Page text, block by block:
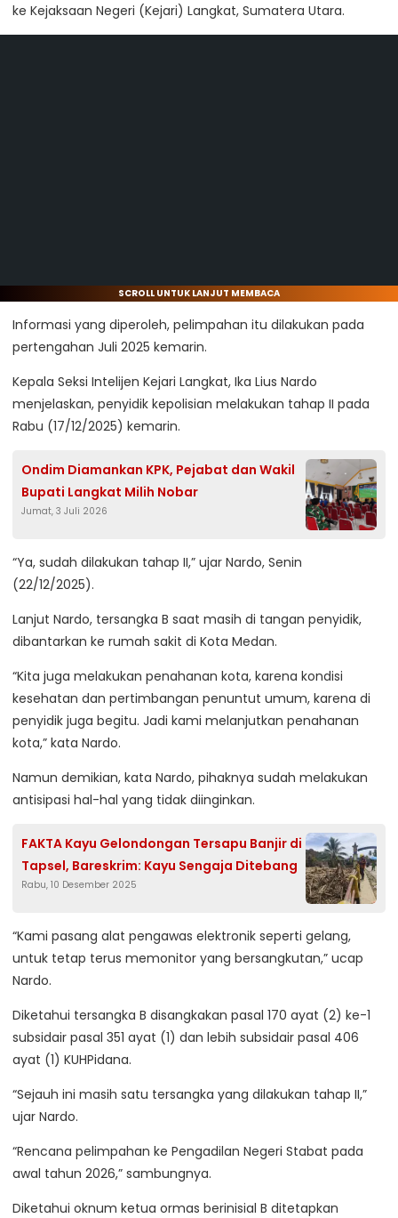
ke Kejaksaan Negeri (Kejari) Langkat, Sumatera Utara.
SCROLL UNTUK LANJUT MEMBACA
Informasi yang diperoleh, pelimpahan itu dilakukan pada
pertengahan Juli 2025 kemarin.
Kepala Seksi Intelijen Kejari Langkat, Ika Lius Nardo
menjelaskan, penyidik kepolisian melakukan tahap II pada
Rabu (17/12/2025) kemarin.
Ondim Diamankan KPK, Pejabat dan Wakil
Bupati Langkat Milih Nobar
Jumat, 3 Juli 2026
“Ya, sudah dilakukan tahap II,” ujar Nardo, Senin
(22/12/2025).
Lanjut Nardo, tersangka B saat masih di tangan penyidik,
dibantarkan ke rumah sakit di Kota Medan.
“Kita juga melakukan penahanan kota, karena kondisi
kesehatan dan pertimbangan penuntut umum, karena di
penyidik juga begitu. Jadi kami melanjutkan penahanan
kota,” kata Nardo.
Namun demikian, kata Nardo, pihaknya sudah melakukan
antisipasi hal-hal yang tidak diinginkan.
FAKTA Kayu Gelondongan Tersapu Banjir di
Tapsel, Bareskrim: Kayu Sengaja Ditebang
Rabu, 10 Desember 2025
“Kami pasang alat pengawas elektronik seperti gelang,
untuk tetap terus memonitor yang bersangkutan,” ucap
Nardo.
Diketahui tersangka B disangkakan pasal 170 ayat (2) ke-1
subsidair pasal 351 ayat (1) dan lebih subsidair pasal 406
ayat (1) KUHPidana.
“Sejauh ini masih satu tersangka yang dilakukan tahap II,”
ujar Nardo.
“Rencana pelimpahan ke Pengadilan Negeri Stabat pada
awal tahun 2026,” sambungnya.
Diketahui oknum ketua ormas berinisial B ditetapkan